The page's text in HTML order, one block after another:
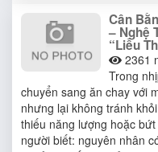
Cân
– Nghệ
“Liều
2361
Trong
chuyển sang ăn chay với
nhưng lại không tránh
thiếu năng lượng hoặc
người biết: nguyên nhân